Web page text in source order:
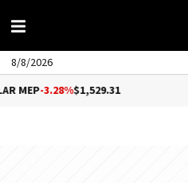
8/8/2026
$1,529.31